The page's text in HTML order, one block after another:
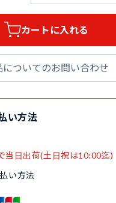
カートに入れる
についてのお問い合わせ
い方法
当日出荷(土日祝は10:00迄)
い方法